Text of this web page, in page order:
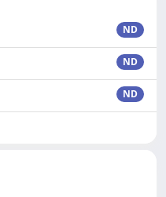
ND
ND
ND